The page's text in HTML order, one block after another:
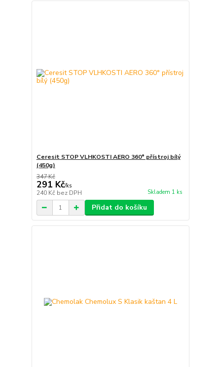
Ceresit STOP VLHKOSTI AERO 360° přístroj bílý
(450g)
347 Kč
291 Kč/ks
240 Kč bez DPH Skladem 1 ks
Přidat do košíku